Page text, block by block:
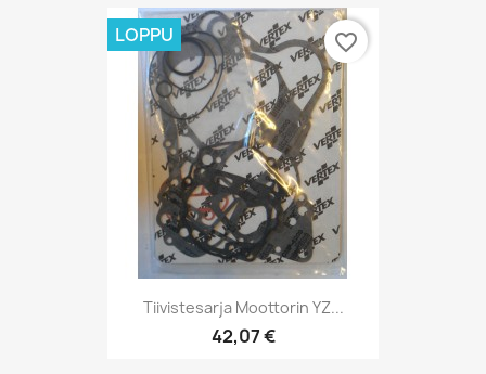
Tiivistesarja Moottorin YZ...
42,07 €
LOPPU favorite_border